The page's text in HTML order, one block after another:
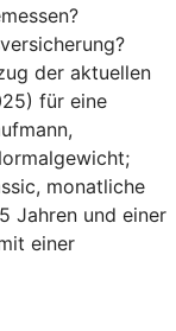
der aktuellen
für eine
monatliche
Jahren und einer
einer